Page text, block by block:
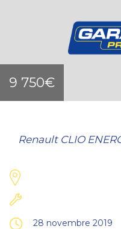
9 750€
Renault CLIO
28 novembre 2019